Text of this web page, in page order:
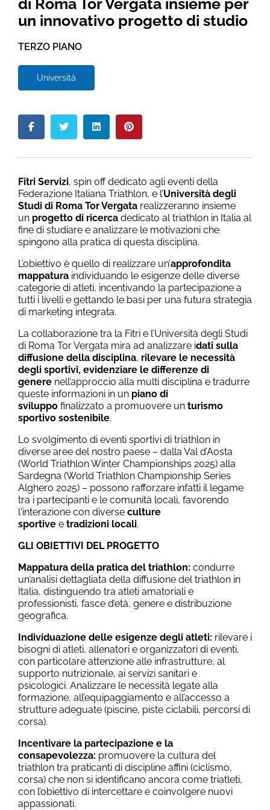
un innovativo progetto di studio
TERZO PIANO
Università
Fitri Servizi, spin off dedicato agli eventi della
Federazione Italiana Triathlon, e l’Università degli
Studi di Roma Tor Vergata realizzeranno insieme
un progetto di ricerca dedicato al triathlon in Italia al
fine di studiare e analizzare le motivazioni che
spingono alla pratica di questa disciplina.
L’obiettivo è quello di realizzare un’approfondita
mappatura individuando le esigenze delle diverse
categorie di atleti, incentivando la partecipazione a
tutti i livelli e gettando le basi per una futura strategia
di marketing integrata.
La collaborazione tra la Fitri e l’Università degli Studi
di Roma Tor Vergata mira ad analizzare idati sulla
diffusione della disciplina, rilevare le necessità
degli sportivi, evidenziare le differenze di
genere nell’approccio alla multi disciplina e tradurre
queste informazioni in un piano di
sviluppo finalizzato a promuovere un turismo
sportivo sostenibile.
Lo svolgimento di eventi sportivi di triathlon in
diverse aree del nostro paese – dalla Val d’Aosta
(World Triathlon Winter Championships 2025) alla
Sardegna (World Triathlon Championship Series
Alghero 2025) – possono rafforzare infatti il legame
tra i partecipanti e le comunità locali, favorendo
l'interazione con diverse culture
sportive e tradizioni locali.
GLI OBIETTIVI DEL PROGETTO
Mappatura della pratica del triathlon: condurre
un’analisi dettagliata della diffusione del triathlon in
Italia, distinguendo tra atleti amatoriali e
professionisti, fasce d’età, genere e distribuzione
geografica.
Individuazione delle esigenze degli atleti: rilevare i
bisogni di atleti, allenatori e organizzatori di eventi,
con particolare attenzione alle infrastrutture, al
supporto nutrizionale, ai servizi sanitari e
psicologici. Analizzare le necessità legate alla
formazione, all’equipaggiamento e all’accesso a
strutture adeguate (piscine, piste ciclabili, percorsi di
corsa).
Incentivare la partecipazione e la
consapevolezza: promuovere la cultura del
triathlon tra praticanti di discipline affini (ciclismo,
corsa) che non si identificano ancora come triatleti,
con l’obiettivo di intercettare e coinvolgere nuovi
appassionati.